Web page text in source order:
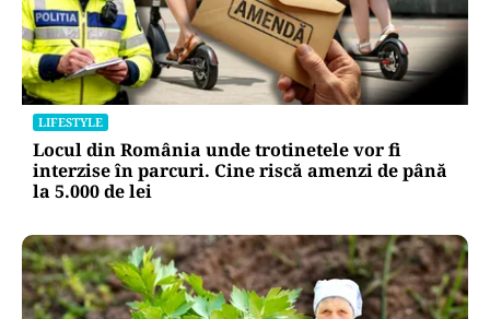
LIFESTYLE
Locul din România unde trotinetele vor fi
interzise în parcuri. Cine riscă amenzi de până
la 5.000 de lei